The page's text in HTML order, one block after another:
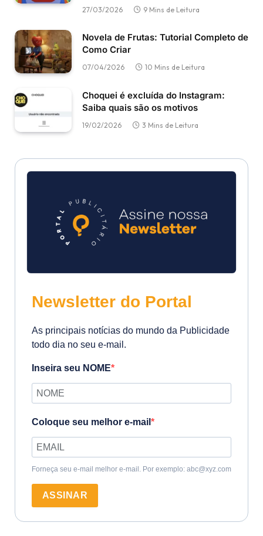
27/03/2026 9 Mins de Leitura
Novela de Frutas: Tutorial Completo de
Como Criar
07/04/2026 10 Mins de Leitura
Choquei é excluída do Instagram:
Saiba quais são os motivos
19/02/2026 3 Mins de Leitura
Newsletter do Portal
As principais notícias do mundo da Publicidade
todo dia no seu e-mail.
Inseira seu NOME
Coloque seu melhor e-mail
Forneça seu e-mail melhor e-mail. Por exemplo: abc@xyz.com
ASSINAR